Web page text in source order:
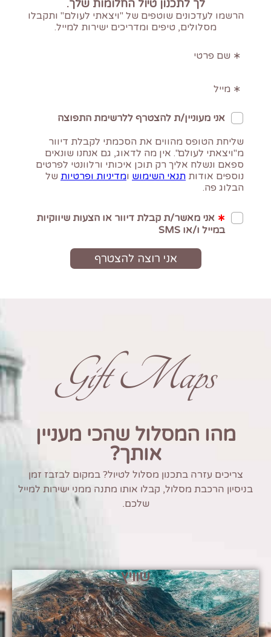
Gift Maps
מהו המסלול שהכי מעניין
אותך?
צריכים עזרה בתכנון מסלול לטיול? במקום לבזבז זמן
בניסיון הרכבת מסלול, קבלו אותו מתנה ממני ישירות למייל
שלכם.
שוויץ